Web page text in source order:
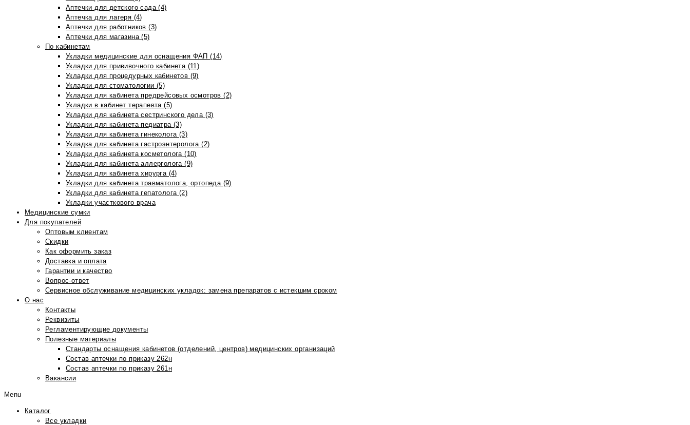
Аптечки для детского сада (4)
Аптечка для лагеря (4)
Аптечки для работников (3)
Аптечки для магазина (5)
По кабинетам
Укладки медицинские для оснащения ФАП (14)
Укладки для прививочного кабинета (11)
Укладки для процедурных кабинетов (9)
Укладки для стоматологии (5)
Укладки для кабинета предрейсовых осмотров (2)
Укладки в кабинет терапевта (5)
Укладки для кабинета сестринского дела (3)
Укладки для кабинета педиатра (3)
Укладки для кабинета гинеколога (3)
Укладка для кабинета гастроэнтеролога (2)
Укладки для кабинета косметолога (10)
Укладки для кабинета аллерголога (9)
Укладки для кабинета хирурга (4)
Укладки для кабинета травматолога, ортопеда (9)
Укладки для кабинета гепатолога (2)
Укладки участкового врача
Медицинские сумки
Для покупателей
Оптовым клиентам
Скидки
Как оформить заказ
Доставка и оплата
Гарантии и качество
Вопрос-ответ
Сервисное обслуживание медицинских укладок: замена препаратов с истекшим сроком
О нас
Контакты
Реквизиты
Регламентирующие документы
Полезные материалы
Стандарты оснащения кабинетов (отделений, центров) медицинских организаций
Состав аптечки по приказу 262н
Состав аптечки по приказу 261н
Вакансии
Menu
Каталог
Все укладки